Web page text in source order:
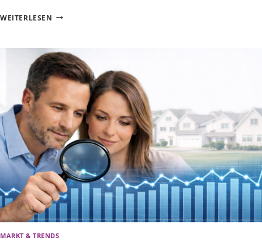
WEITERLESEN NEUE
IMMOBILIENVERKAUF
IM
LANDKREIS
ESSLINGEN
|
TEIL
3:
NEUE
KÄUFERANFORDERUNGEN
IM
FOKUS
MARKT & TRENDS